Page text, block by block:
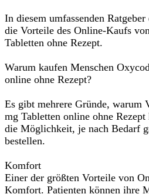
In diesem umfassenden
die Vorteile des Online-Kaufs
Tabletten ohne Rezept.
Warum kaufen Menschen
online ohne Rezept?
Es gibt mehrere Gründe, warum
mg Tabletten online ohne
die Möglichkeit, je nach Bedarf
bestellen.
Komfort
Einer der größten Vorteile von
Komfort. Patienten können ihre